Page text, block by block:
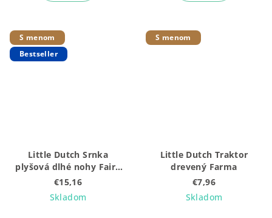
S menom
Bestseller
Little Dutch Srnka
plyšová dlhé nohy Fairy
Garden
€15,16
Skladom
S menom
Little Dutch Traktor
drevený Farma
€7,96
Skladom